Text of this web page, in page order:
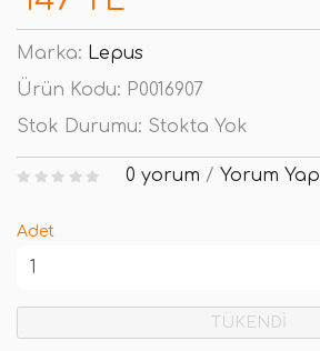
Marka: Lepus
Ürün Kodu: P0016907
Stok Durumu: Stokta Yok
0 yorum / Yorum Yap
Adet
TÜKENDİ